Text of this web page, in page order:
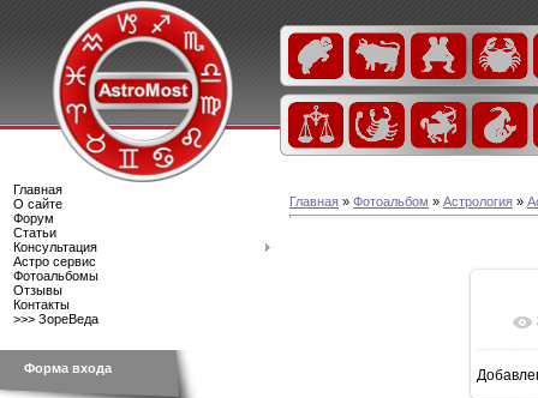
Главная
О сайте
Форум
Статьи
Консультация
Астро сервис
Фотоальбомы
Отзывы
Контакты
>>> ЗореВеда
Форма входа
Главная » Фотоальбом » Астрология »